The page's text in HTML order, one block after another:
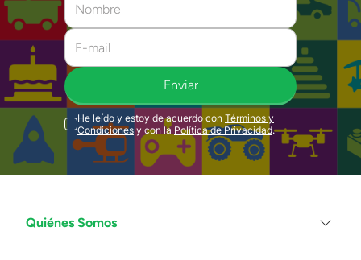
Enviar
He leído y estoy de acuerdo con Términos y
Condiciones y con la Política de Privacidad.
Quiénes Somos